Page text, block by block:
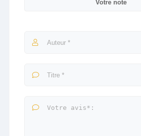
Votre note